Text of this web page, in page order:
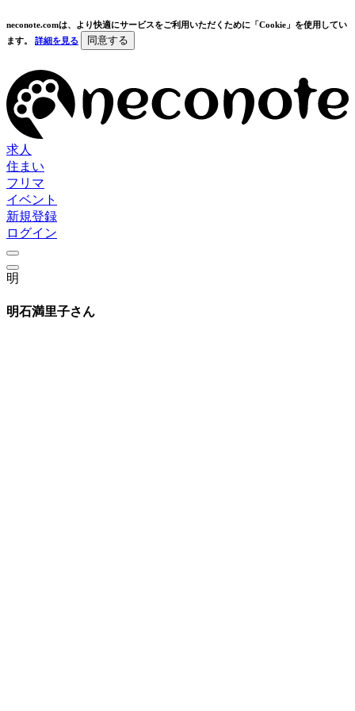
neconote.comは、より快適にサービスをご利用いただくために「Cookie」を使用してい
ます。 詳細を見る 同意する
求人
住まい
フリマ
イベント
新規登録
ログイン
明
明石満里子さん